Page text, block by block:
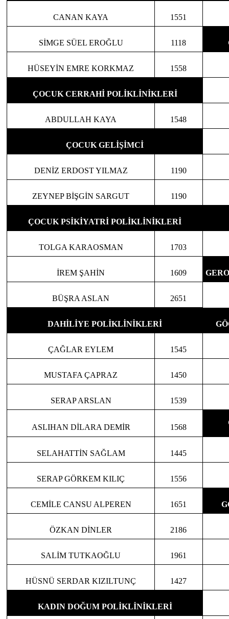
CANAN KAYA 1551
SİMGE SÜEL EROĞLU 1118
HÜSEYİN EMRE KORKMAZ 1558
ÇOCUK CERRAHİ POLİKLİNİKLERİ
ABDULLAH KAYA 1548
ÇOCUK GELİŞİMCİ
DENİZ ERDOST YILMAZ 1190
ZEYNEP BİŞGİN SARGUT 1190
ÇOCUK PSİKİYATRİ POLİKLİNİKLERİ
TOLGA KARAOSMAN 1703
İREM ŞAHİN 1609
BÜŞRA ASLAN 2651
DAHİLİYE POLİKLİNİKLERİ
ÇAĞLAR EYLEM 1545
MUSTAFA ÇAPRAZ 1450
SERAP ARSLAN 1539
ASLIHAN DİLARA DEMİR 1568
SELAHATTİN SAĞLAM 1445
SERAP GÖRKEM KILIÇ 1556
CEMİLE CANSU ALPEREN 1651
ÖZKAN DİNLER 2186
SALİM TUTKAOĞLU 1961
HÜSNÜ SERDAR KIZILTUNÇ 1427
KADIN DOĞUM POLİKLİNİKLERİ